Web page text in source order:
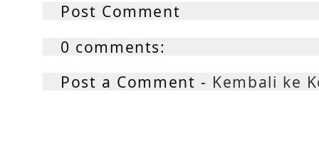
Post Comment
0 comments:
Post a Comment - Kembali ke